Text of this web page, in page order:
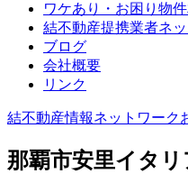
ワケあり・お困り物
結不動産提携業者ネ
ブログ
会社概要
リンク
結不動産情報ネットワーク
那覇市安里イタ